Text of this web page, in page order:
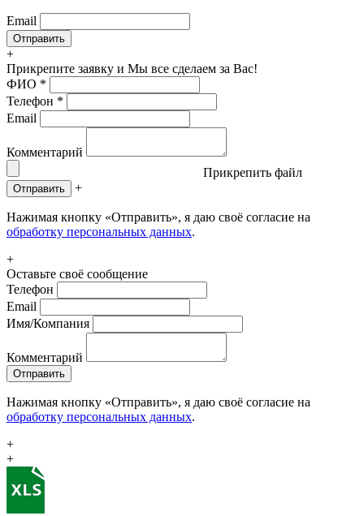
Email
+
Прикрепите заявку и Мы все сделаем за Вас!
ФИО *
Телефон *
Email
Комментарий
Прикрепить файл
Отправить +
Нажимая кнопку «Отправить», я даю своё согласие на
обработку персональных данных.
+
Оставьте своё сообщение
Телефон
Email
Имя/Компания
Комментарий
Отправить
Нажимая кнопку «Отправить», я даю своё согласие на
обработку персональных данных.
+
+